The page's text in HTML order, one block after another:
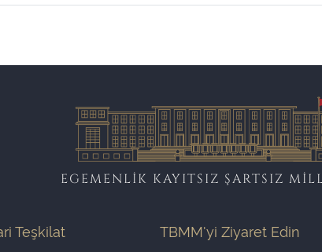
EGEMENLİK KAYITSIZ ŞARTSIZ
Teşkilat TBMM'yi Ziyaret Edin